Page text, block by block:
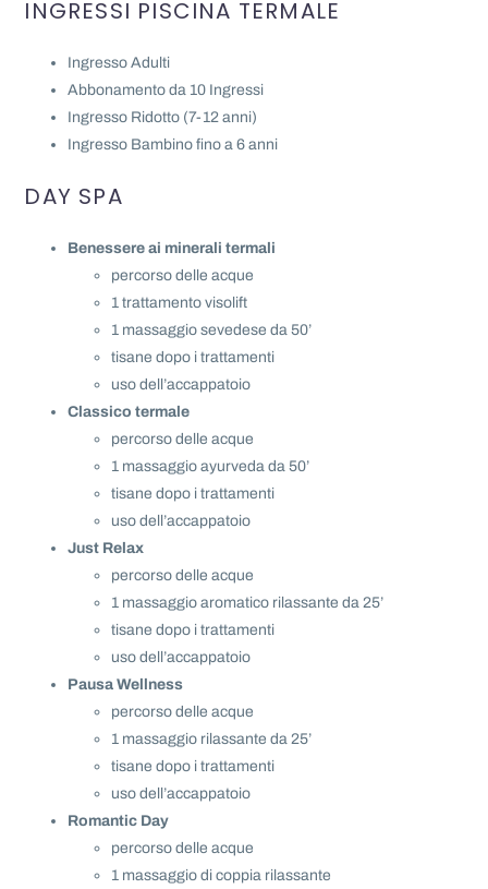
INGRESSI PISCINA TERMALE
Ingresso Adulti
Abbonamento da 10 Ingressi
Ingresso Ridotto (7-12 anni)
Ingresso Bambino fino a 6 anni
DAY SPA
Benessere ai minerali termali
percorso delle acque
1 trattamento visolift
1 massaggio sevedese da 50’
tisane dopo i trattamenti
uso dell’accappatoio
Classico termale
percorso delle acque
1 massaggio ayurveda da 50’
tisane dopo i trattamenti
uso dell’accappatoio
Just Relax
percorso delle acque
1 massaggio aromatico rilassante da 25’
tisane dopo i trattamenti
uso dell’accappatoio
Pausa Wellness
percorso delle acque
1 massaggio rilassante da 25’
tisane dopo i trattamenti
uso dell’accappatoio
Romantic Day
percorso delle acque
1 massaggio di coppia rilassante